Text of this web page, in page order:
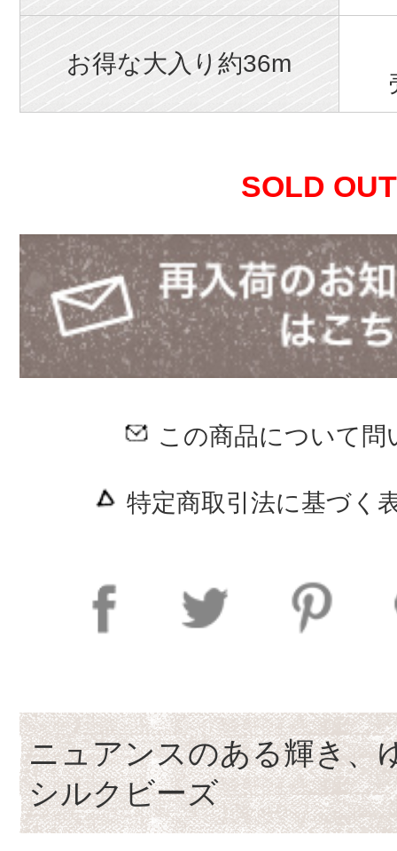
お得な大入り約36m
SOLD OUT
この商品について問
特定商取引法に基づく
ニュアンスのある輝き、
シルクビーズ